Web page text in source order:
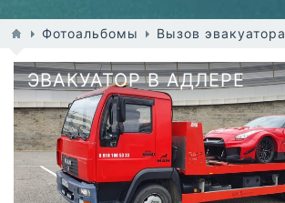
Фотоальбомы Вызов эвакуатора
ЭВАКУАТОР В АДЛЕРЕ